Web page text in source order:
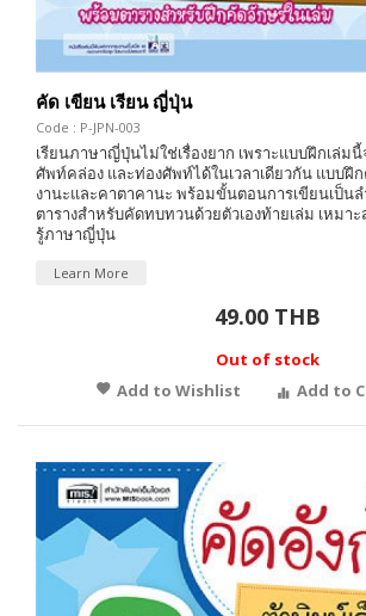
คัด เขียน เรียน ญี่ปุ่น
Code : P-JPN-003
เรียนภาษาญี่ปุ่นไม่ใช่เรื่องยาก เพราะแบบฝึกเล่ม
ศัพท์คล่อง และท่องศัพท์ได้ในเวลาเดียวกัน แบบฝึ
งานะและคาตาคานะ พร้อมขั้นตอนการเขียนเป็น
ตารางสำหรับคัดทบทวนด้วยตัวเองท้ายเล่ม เหมา
รู้ภาษาญี่ปุ่น
Learn More
49.00 THB
Out of stock
Add to Wishlist
Add to